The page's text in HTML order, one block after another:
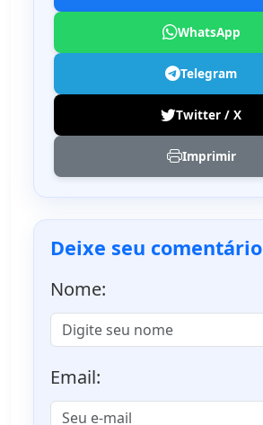
WhatsApp
Telegram
Twitter / X
Imprimir
Deixe seu comentário
Nome:
Email: